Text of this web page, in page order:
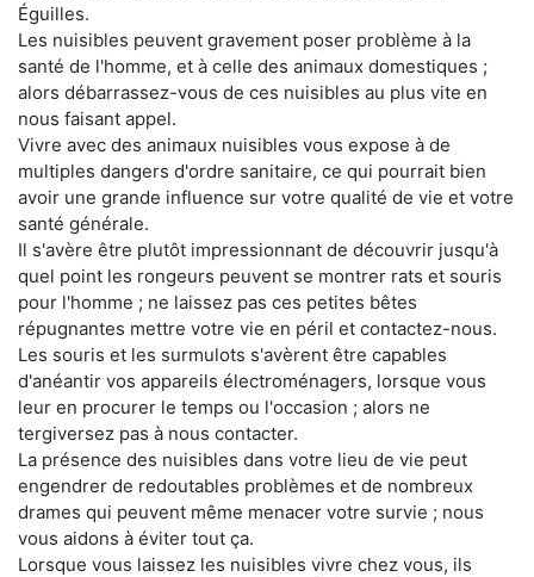
Éguilles.
Les nuisibles peuvent gravement poser problème à la
santé de l'homme, et à celle des animaux domestiques ;
alors débarrassez-vous de ces nuisibles au plus vite en
nous faisant appel.
Vivre avec des animaux nuisibles vous expose à de
multiples dangers d'ordre sanitaire, ce qui pourrait bien
avoir une grande influence sur votre qualité de vie et votre
santé générale.
Il s'avère être plutôt impressionnant de découvrir jusqu'à
quel point les rongeurs peuvent se montrer rats et souris
pour l'homme ; ne laissez pas ces petites bêtes
répugnantes mettre votre vie en péril et contactez-nous.
Les souris et les surmulots s'avèrent être capables
d'anéantir vos appareils électroménagers, lorsque vous
leur en procurer le temps ou l'occasion ; alors ne
tergiversez pas à nous contacter.
La présence des nuisibles dans votre lieu de vie peut
engendrer de redoutables problèmes et de nombreux
drames qui peuvent même menacer votre survie ; nous
vous aidons à éviter tout ça.
Lorsque vous laissez les nuisibles vivre chez vous, ils